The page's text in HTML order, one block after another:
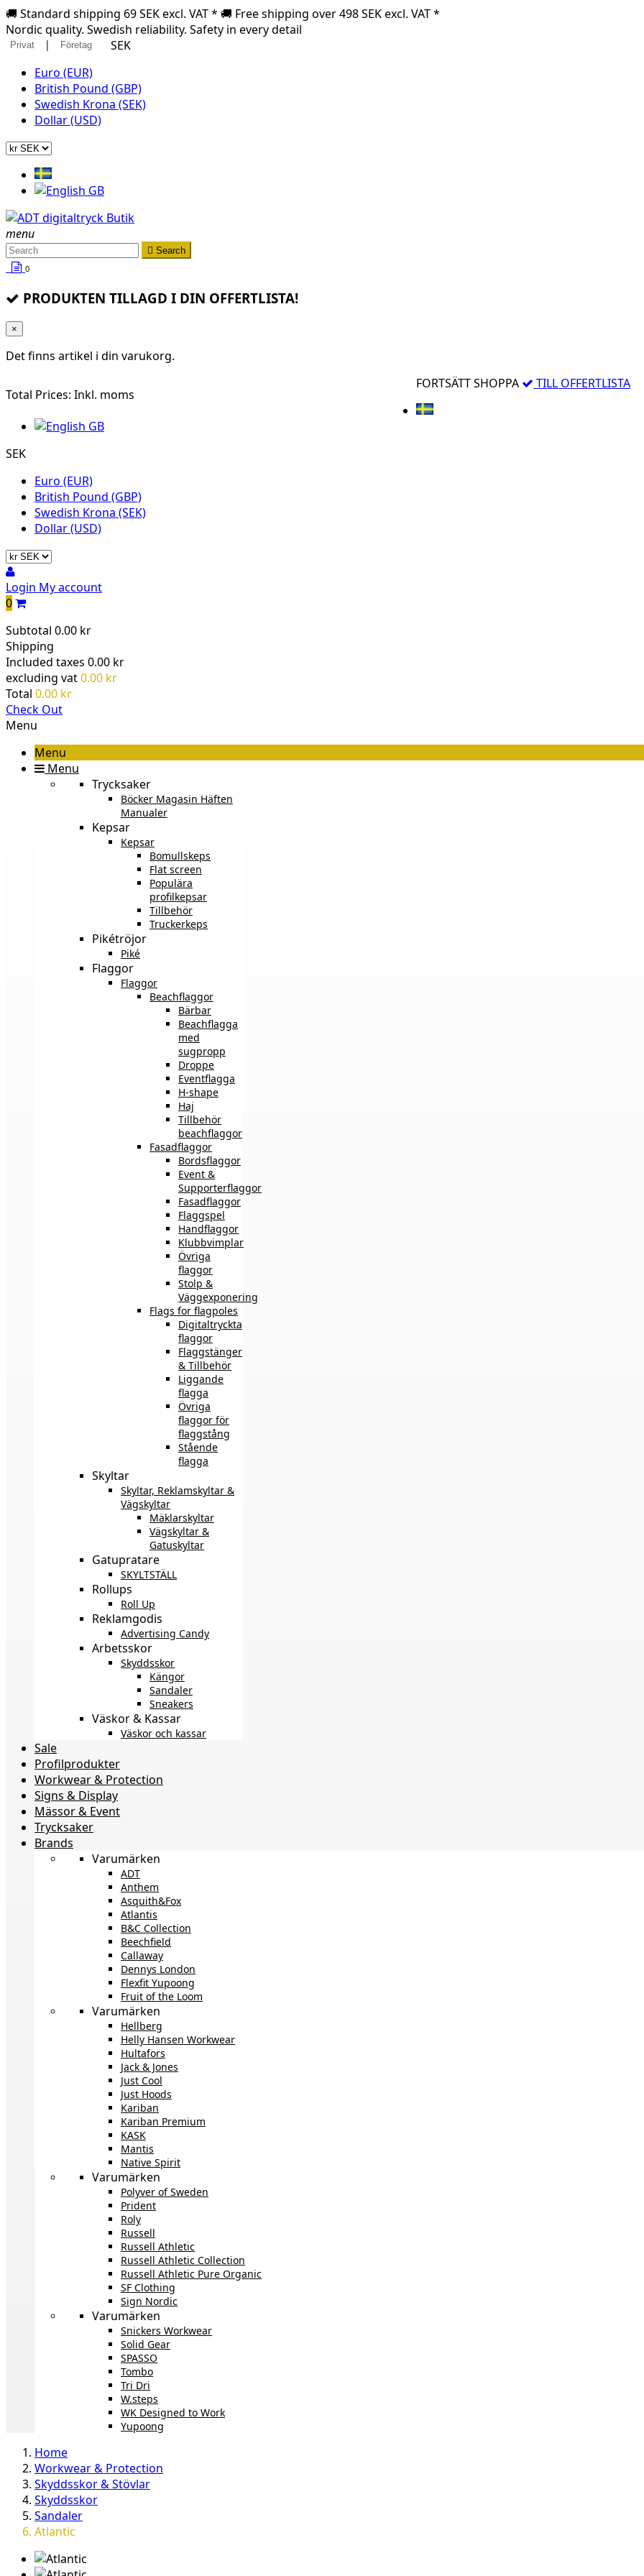
🚚 Standard shipping 69 SEK excl. VAT * 🚚 Free shipping over 498 SEK excl. VAT *
Nordic quality. Swedish reliability. Safety in every detail
Privat | Företag
SEK
Euro (EUR)
British Pound (GBP)
Swedish Krona (SEK)
Dollar (USD)
menu
 Search
0
PRODUKTEN TILLAGD I DIN OFFERTLISTA!
×
Det finns artikel i din varukorg.
Total Prices: Inkl. moms
FORTSÄTT SHOPPA TILL OFFERTLISTA
SEK
Euro (EUR)
British Pound (GBP)
Swedish Krona (SEK)
Dollar (USD)
Login My account
0
Subtotal 0.00 kr
Shipping
Included taxes 0.00 kr
excluding vat0.00 kr
Total 0.00 kr
Check Out
Menu
Menu
Menu
Trycksaker
Böcker Magasin Häften
Manualer
Kepsar
Kepsar
Bomullskeps
Flat screen
Populära
profilkepsar
Tillbehör
Truckerkeps
Pikétröjor
Piké
Flaggor
Flaggor
Beachflaggor
Bärbar
Beachflagga
med
sugpropp
Droppe
Eventflagga
H-shape
Haj
Tillbehör
beachflaggor
Fasadflaggor
Bordsflaggor
Event &
Supporterflaggor
Fasadflaggor
Flaggspel
Handflaggor
Klubbvimplar
Övriga
flaggor
Stolp &
Väggexponering
Flags for flagpoles
Digitaltryckta
flaggor
Flaggstänger
& Tillbehör
Liggande
flagga
Övriga
flaggor för
flaggstång
Stående
flagga
Skyltar
Skyltar, Reklamskyltar &
Vägskyltar
Mäklarskyltar
Vägskyltar &
Gatuskyltar
Gatupratare
SKYLTSTÄLL
Rollups
Roll Up
Reklamgodis
Advertising Candy
Arbetsskor
Skyddsskor
Kängor
Sandaler
Sneakers
Väskor & Kassar
Väskor och kassar
Sale
Profilprodukter
Workwear & Protection
Signs & Display
Mässor & Event
Trycksaker
Brands
Varumärken
ADT
Anthem
Asquith&Fox
Atlantis
B&C Collection
Beechfield
Callaway
Dennys London
Flexfit Yupoong
Fruit of the Loom
Varumärken
Hellberg
Helly Hansen Workwear
Hultafors
Jack & Jones
Just Cool
Just Hoods
Kariban
Kariban Premium
KASK
Mantis
Native Spirit
Varumärken
Polyver of Sweden
Prident
Roly
Russell
Russell Athletic
Russell Athletic Collection
Russell Athletic Pure Organic
SF Clothing
Sign Nordic
Varumärken
Snickers Workwear
Solid Gear
SPASSO
Tombo
Tri Dri
W.steps
WK Designed to Work
Yupoong
Home
Workwear & Protection
Skyddsskor & Stövlar
Skyddsskor
Sandaler
Atlantic